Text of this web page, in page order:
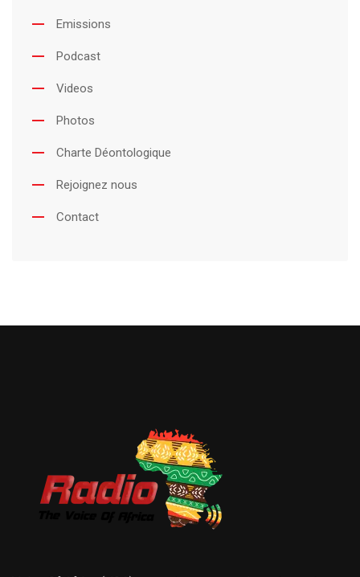
Emissions
Podcast
Videos
Photos
Charte Déontologique
Rejoignez nous
Contact